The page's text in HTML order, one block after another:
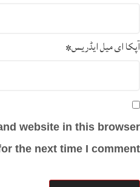
آپکا ای میل ایڈریس*
website in this browser
the next time I comment.